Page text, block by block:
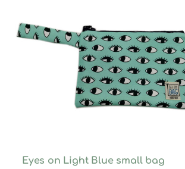
Eyes on Light Blue small bag